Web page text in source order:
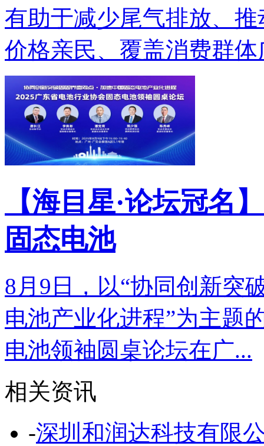
有助于减少尾气排放、
价格亲民、覆盖消费群体
【海目星·论坛冠名
固态电池
8月9日，以“协同创新突
电池产业化进程”为主题
电池领袖圆桌论坛在广...
相关资讯
-深圳和润达科技有限